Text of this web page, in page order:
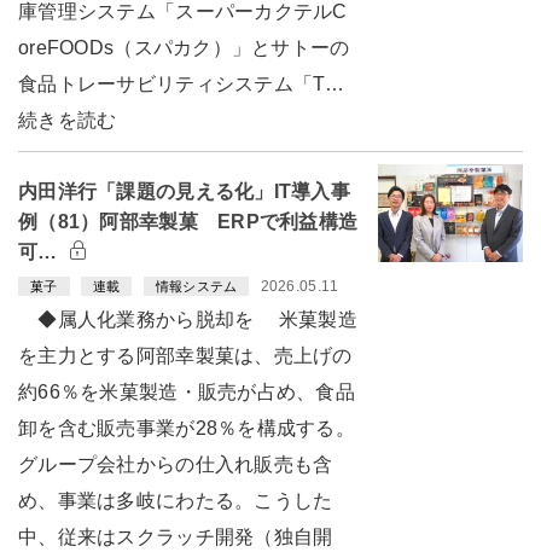
庫管理システム「スーパーカクテルC
oreFOODs（スパカク）」とサトーの
食品トレーサビリティシステム「T…
続きを読む
内田洋行「課題の見える化」IT導入事
例（81）阿部幸製菓 ERPで利益構造
可…
菓子 連載 情報システム 2026.05.11
◆属人化業務から脱却を 米菓製造
を主力とする阿部幸製菓は、売上げの
約66％を米菓製造・販売が占め、食品
卸を含む販売事業が28％を構成する。
グループ会社からの仕入れ販売も含
め、事業は多岐にわたる。こうした
中、従来はスクラッチ開発（独自開